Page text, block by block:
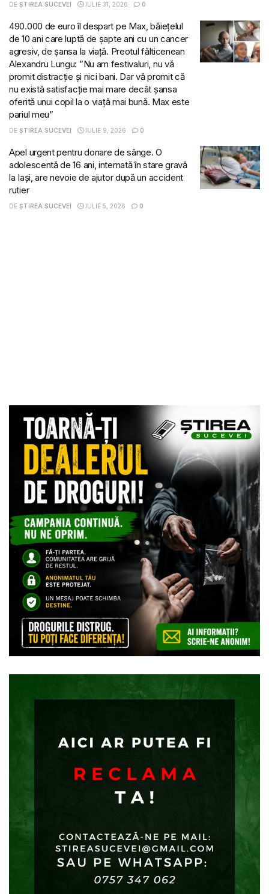
DE ȘTIREA SUCEVEI IULIE 31, 2026 0
490.000 de euro îl despart pe Max, băiețelul
de 10 ani care luptă de șapte ani cu un cancer
agresiv, de șansa la viață. Preotul fălticenean
Alexandru Lungu: ”Nu am festivaluri, nu vă
promit distracție și nici bani. Dar vă promit că
nu există satisfacție mai mare decât șansa
oferită unui copil la o viață mai bună. Max este
pariul meu”
DE ȘTIREA SUCEVEI IULIE 9, 2026 0
Apel urgent pentru donare de sânge. O
adolescentă de 16 ani, internată în stare gravă
la Iași, are nevoie de ajutor după un accident
rutier
DE ȘTIREA SUCEVEI IULIE 5, 2026 0